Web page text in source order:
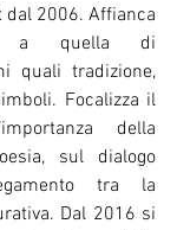
dal 2006. Affianca
a quella di
quali tradizione,
Focalizza il
della
sul dialogo
tra la
Dal 2016 si